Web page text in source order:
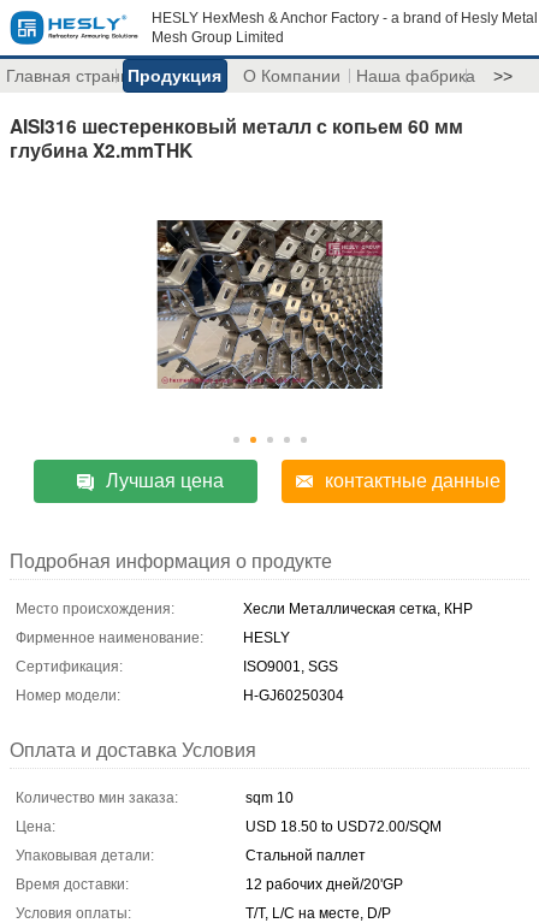
HESLY HexMesh & Anchor Factory - a brand of Hesly Metal
Mesh Group Limited
Главная страницаПродукция О Компании Наша фабрика >>
AISI316 шестеренковый металл с копьем 60 мм
глубина X2.mmTHK
Лучшая цена контактные данные
Подробная информация о продукте
Место происхождения:
Хесли Металлическая сетка, КНР
Фирменное наименование:
HESLY
Сертификация:
ISO9001, SGS
Номер модели:
H-GJ60250304
Оплата и доставка Условия
Количество мин заказа:
sqm 10
Цена:
USD 18.50 to USD72.00/SQM
Упаковывая детали:
Стальной паллет
Время доставки:
12 рабочих дней/20'GP
Условия оплаты:
T/T, L/C на месте, D/P